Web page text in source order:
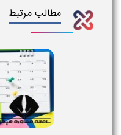
مطالب مرتبط